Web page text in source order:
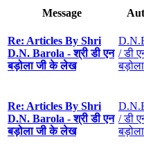
Message
Re: Articles By Shri
D.N. Barola - श्री डी एन
बड़ोला जी के लेख
/ डी
बड़ोला
Re: Articles By Shri
D.N. Barola - श्री डी एन
बड़ोला जी के लेख
/ डी
बड़ोला